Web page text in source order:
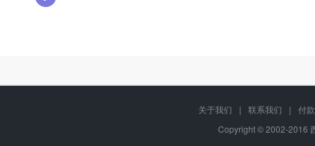
Q 能否转入后办理过户？
关于我们 | 联系我们 |
付
Copyright © 2002-2016